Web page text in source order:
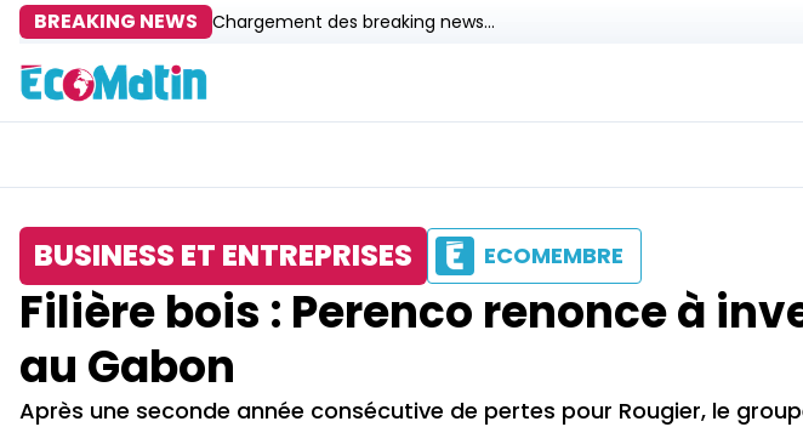
BREAKING NEWS Chargement des breaking news...
BUSINESS ET ENTREPRISES ECOMEMBRE
Filière bois : Perenco renonce à
au Gabon
Après une seconde année consécutive de pertes pour Rougier, le